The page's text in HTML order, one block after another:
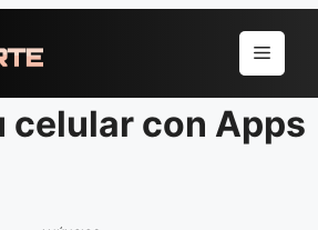
Menu
celular con Apps